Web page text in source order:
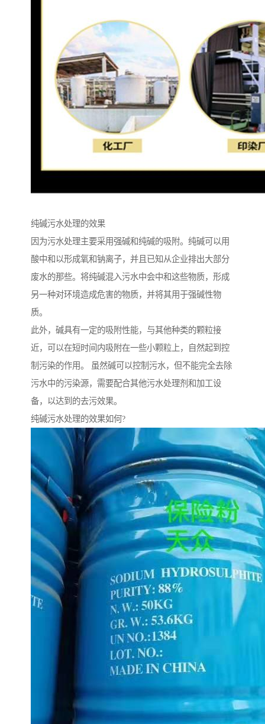
纯碱污水处理的效果
因为污水处理主要采用强碱和纯碱的吸附。纯碱可以用
酸中和以形成氧和钠离子，并且已知从企业排出大部分
废水的那些。将纯碱混入污水中会中和这些物质，形成
另一种对环境造成危害的物质，并将其用于强碱性物
质。
此外，碱具有一定的吸附性能，与其他种类的颗粒接
近，可以在短时间内吸附在一些小颗粒上，自然起到控
制污染的作用。 虽然碱可以控制污水，但不能完全去除
污水中的污染源，需要配合其他污水处理剂和加工设
备，以达到的去污效果。
纯碱污水处理的效果如何?